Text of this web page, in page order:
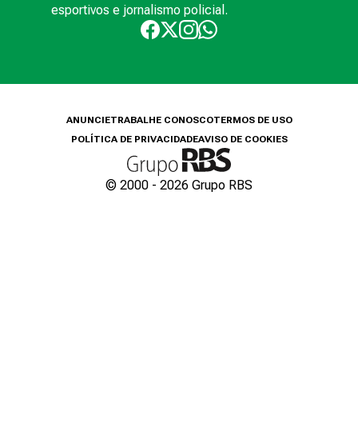
esportivos e jornalismo policial.
ANUNCIETRABALHE CONOSCOTERMOS DE USO
POLÍTICA DE PRIVACIDADEAVISO DE COOKIES
© 2000 - 2026 Grupo RBS